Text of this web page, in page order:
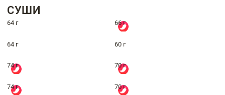
СУШИ
64 г 66 г
64 г 60 г
74 г 70 г
74 г 70 г